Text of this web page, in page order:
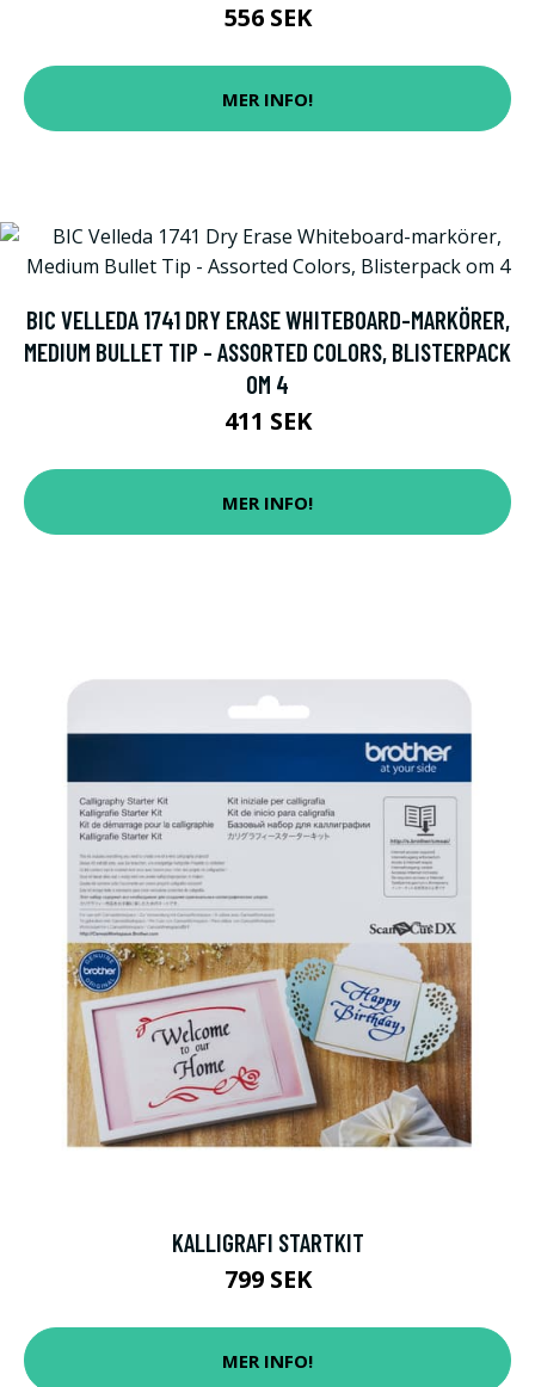
556 SEK
MER INFO!
BIC VELLEDA 1741 DRY ERASE WHITEBOARD-MARKÖRER,
MEDIUM BULLET TIP - ASSORTED COLORS, BLISTERPACK
OM 4
411 SEK
MER INFO!
KALLIGRAFI STARTKIT
799 SEK
MER INFO!